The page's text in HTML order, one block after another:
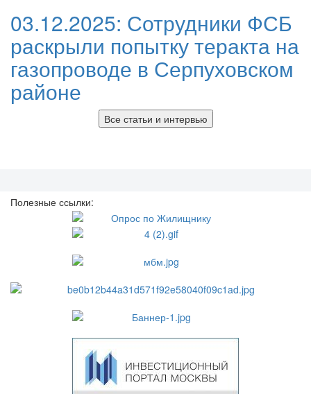
03.12.2025: Сотрудники ФСБ
раскрыли попытку теракта на
газопроводе в Серпуховском
районе
Все статьи и интервью
Полезные ссылки: